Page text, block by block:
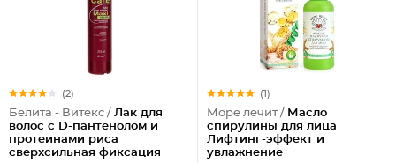
(2)
Белита - Витекс / Лак для
волос с D-пантенолом и
протеинами риса
сверхсильная фиксация
(1)
Море лечит / Масло
спирулины для лица
Лифтинг-эффект и
увлажнение